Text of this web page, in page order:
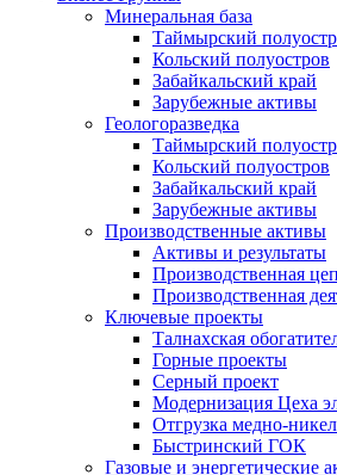
Минеральная база
Таймырский
Кольский полуостров
Забайкальский край
Зарубежные активы
Геологоразведка
Таймырский
Кольский полуостров
Забайкальский край
Зарубежные активы
Производственные активы
Активы и результаты
Производственная
Производственная
Ключевые проекты
Талнахская
Горные проекты
Серный проект
Модернизация Цеха
Отгрузка медно-
Быстринский ГОК
Газовые и энергетические